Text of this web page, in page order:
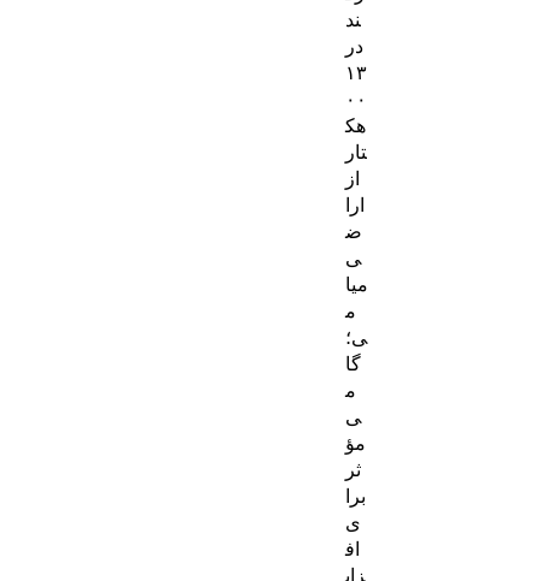
ند
در
۱۳
۰۰
هک
تار
از
ارا
ض
ی
میا
م
ی؛
گا
م
ی
مؤ
ثر
برا
ی
اف
زای